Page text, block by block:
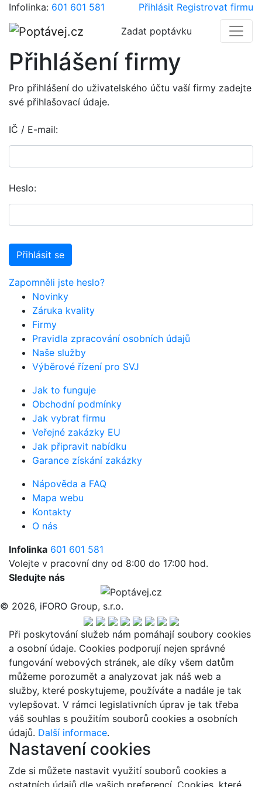
Infolinka: 601 601 581 Přihlásit Registrovat firmu
Zadat poptávku
Přihlášení firmy
Pro přihlášení do uživatelského účtu vaší firmy zadejte
své přihlašovací údaje.
IČ / E-mail:
Heslo:
Zapomněli jste heslo?
Novinky
Záruka kvality
Firmy
Pravidla zpracování osobních údajů
Naše služby
Výběrové řízení pro SVJ
Jak to funguje
Obchodní podmínky
Jak vybrat firmu
Veřejné zakázky EU
Jak připravit nabídku
Garance získání zakázky
Nápověda a FAQ
Mapa webu
Kontakty
O nás
Infolinka 601 601 581
Volejte v pracovní dny od 8:00 do 17:00 hod.
Sledujte nás
© 2026, iFORO Group, s.r.o.
Při poskytování služeb nám pomáhají soubory cookies
a osobní údaje. Cookies podporují nejen správné
fungování webových stránek, ale díky všem datům
můžeme porozumět a analyzovat jak náš web a
služby, které poskytujeme, používáte a nadále je tak
vylepšovat. V rámci legislativních úprav je tak třeba
váš souhlas s použitím souborů cookies a osobních
údajů. Další informace.
Nastavení cookies
Zde si můžete nastavit využití souborů cookies a